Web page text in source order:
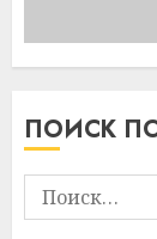
ПОИСК
Найти: